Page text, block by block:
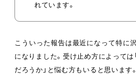
れています​​。
こういった報告は最近になって特に
になりました。受け止め方によっては
だろうか」と悩む方もいると思います